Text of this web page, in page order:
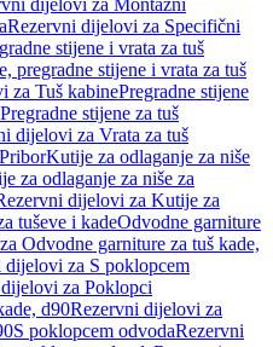
dijelovi za Montažni
Rezervni dijelovi za Specifični
stijene i vrata za tuš
pregradne stijene i vrata za tuš
za Tuš kabinePregradne stijene
stijene za tuš
dijelovi za Vrata za tuš
Kutije za odlaganje za niše
za odlaganje za niše za
dijelovi za Kutije za
tuševe i kadeOdvodne garniture
Odvodne garniture za tuš kade,
dijelovi za S poklopcem
za Poklopci
d90Rezervni dijelovi za
S poklopcem odvodaRezervni